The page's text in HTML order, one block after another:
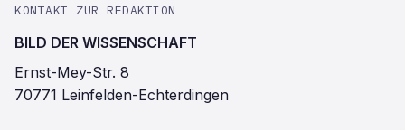
KONTAKT ZUR REDAKTION
BILD DER WISSENSCHAFT
Ernst-Mey-Str. 8
70771 Leinfelden-Echterdingen